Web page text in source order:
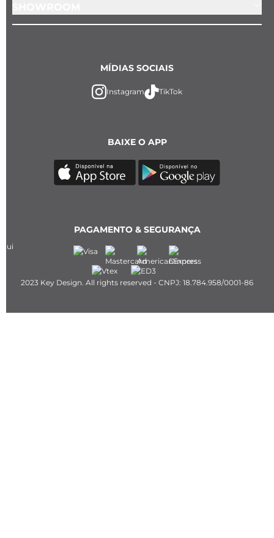
BAIXE O APP
MÍDIAS SOCIAIS
Instagram TikTok
PAGAMENTO & SEGURANÇA
2023 Key Design. All rights reserved - CNPJ: 18.784.958/0001-86